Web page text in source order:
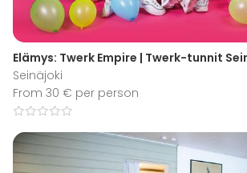
Elämys: Twerk Empire | Twerk-tunnit
Seinäjoki
From 30 € per person